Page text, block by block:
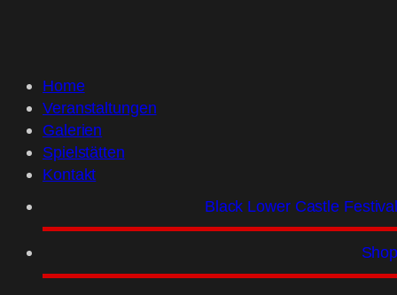
Home
Veranstaltungen
Galerien
Spielstätten
Kontakt
Black Lower Castle